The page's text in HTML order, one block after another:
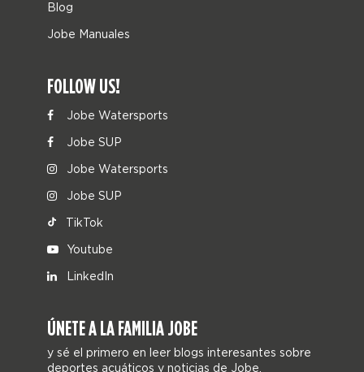
Blog
Jobe Manuales
FOLLOW US!
Jobe Watersports
Jobe SUP
Jobe Watersports
Jobe SUP
TikTok
Youtube
LinkedIn
ÚNETE A LA FAMILIA JOBE
y sé el primero en leer blogs interesantes sobre
deportes acuáticos y noticias de Jobe.